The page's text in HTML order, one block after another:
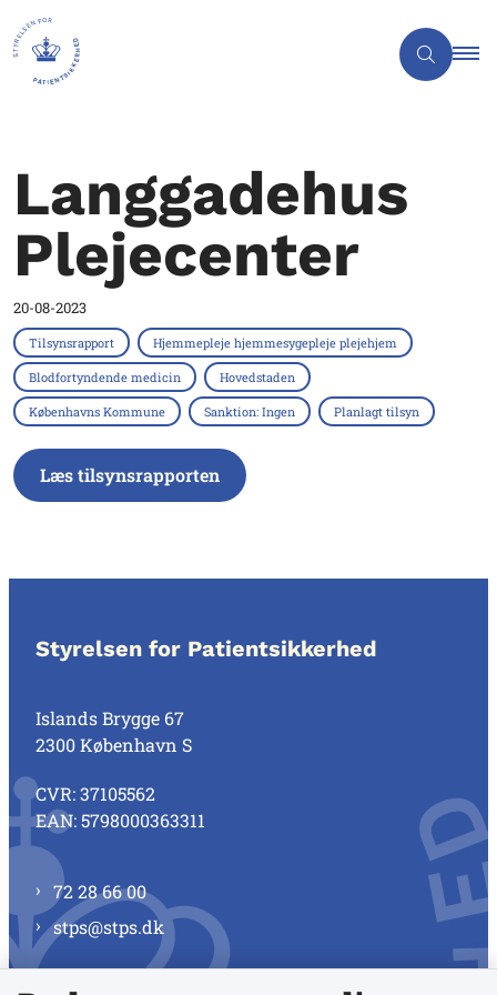
Langgadehus
Plejecenter
20-08-2023
Tilsynsrapport Hjemmepleje hjemmesygepleje plejehjem
Blodfortyndende medicin Hovedstaden
Københavns Kommune Sanktion: Ingen Planlagt tilsyn
Læs tilsynsrapporten
Styrelsen for Patientsikkerhed
Islands Brygge 67
2300 København S
CVR: 37105562
EAN: 5798000363311
72 28 66 00
stps@stps.dk